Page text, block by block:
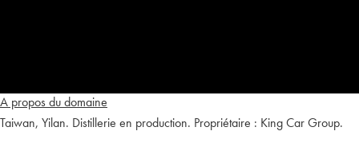
A propos du domaine
Taiwan, Yilan. Distillerie en production. Propriétaire : King Car Group.